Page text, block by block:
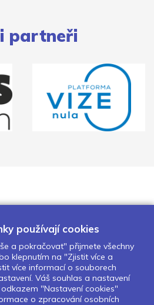
partneři
projekty
Pro školy
Kontakty
GDPR
cookies
používají cookies
a pokračovat" přijmete všechny
klepnutím na "Zjistit více a
více informací o souborech
Váš souhlas a nastavení
"Nastavení cookies"
o zpracování osobních